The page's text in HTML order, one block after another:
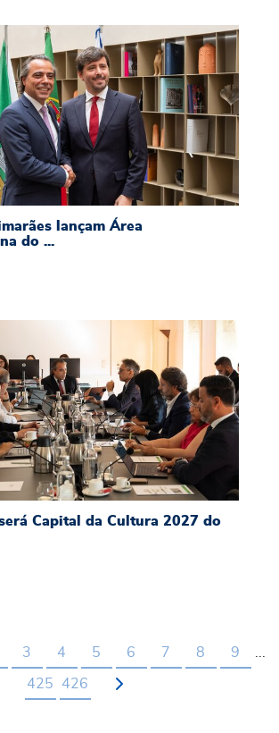
lançam Área
lançam Área
do ...
será Capital da Cultura 2027 do
Capital da Cultura 2027 do
3 4 5 6 7 8 9
425 426